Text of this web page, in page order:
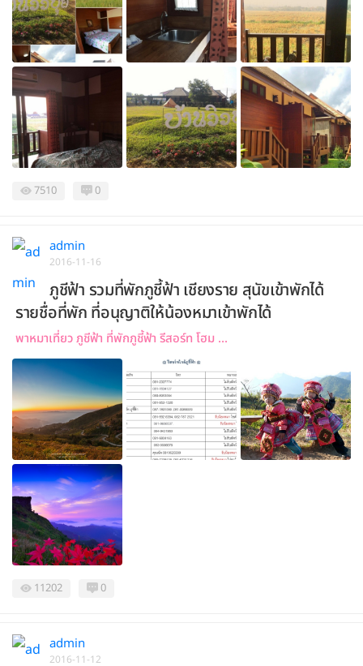
7510 0
admin
2016-11-16
ภูชีฟ้า รวมที่พักภูชี้ฟ้า เชียงราย สุนัขเข้าพักได้
รายชื่อที่พัก ที่อนุญาติให้น้องหมาเข้าพักได้
พาหมาเที่ยว ภูชีฟ้า ที่พักภูชี้ฟ้า รีสอร์ท โฮม ...
11202 0
admin
2016-11-12